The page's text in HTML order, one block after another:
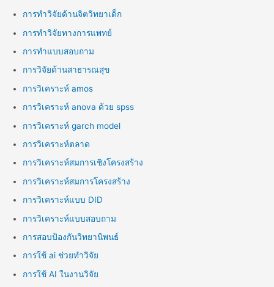
การทำวิจัยด้านจิตวิทยาเด็ก
การทำวิจัยทางการแพทย์
การทำแบบสอบถาม
การวิจัยด้านสาธารณสุข
การวิเคราะห์ amos
การวิเคราะห์ anova ด้วย spss
การวิเคราะห์ garch model
การวิเคราะห์ตลาด
การวิเคราะห์สมการเชิงโครงสร้าง
การวิเคราะห์สมการโครงสร้าง
การวิเคราะห์แบบ DID
การวิเคราะห์แบบสอบถาม
การสอบป้องกันวิทยานิพนธ์
การใช้ ai ช่วยทำวิจัย
การใช้ AI ในงานวิจัย